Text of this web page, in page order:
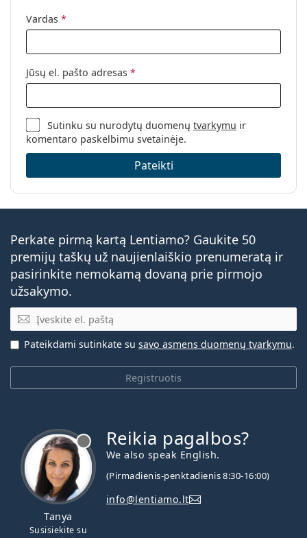
Vardas *
Jūsų el. pašto adresas *
Sutinku su nurodytų duomenųtvarkymu ir
komentaro paskelbimu svetainėje.
Pateikti
Perkate pirmą kartą Lentiamo? Gaukite 50
premijų taškų už naujienlaiškio prenumeratą ir
pasirinkite nemokamą dovaną prie pirmojo
užsakymo.
El. pašto adresas
Registruotis
Pateikdami sutinkate su savo asmens duomenų tvarkymu.
Tanya
Susisiekite su
Reikia pagalbos?
We also speak English.
(Pirmadienis-penktadienis 8:30-16:00)
info@lentiamo.lt